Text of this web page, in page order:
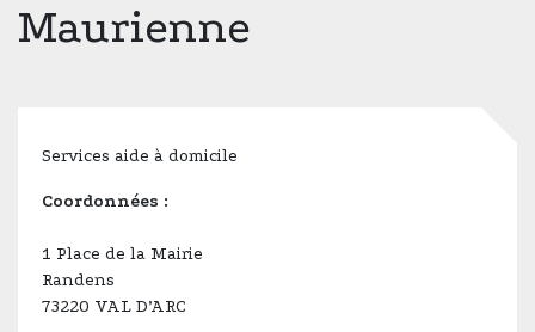
Maurienne
Services aide à domicile
Coordonnées :
1 Place de la Mairie
Randens
73220 VAL D’ARC